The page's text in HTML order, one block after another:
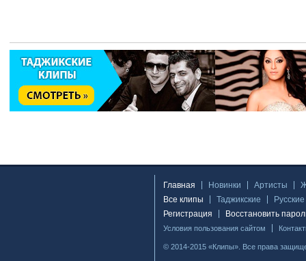
Главная Новинки Артисты
Все клипы
Таджикские
Русские
Регистрация
Восстановить
Условия пользования сайтом
© 2014-2015 «Клипы». Все права